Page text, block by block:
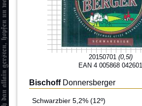
20150701 (0,5l)
EAN 4 005868 042601
Bischoff Donnersberger
Schwarzbier 5,2% (12º)